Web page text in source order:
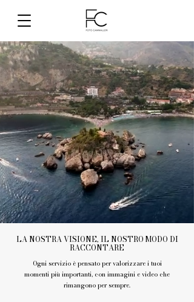
LA NOSTRA VISIONE, IL NOSTRO MODO DI
RACCONTARE
Ogni servizio è pensato per valorizzare i tuoi
momenti più importanti, con immagini e video che
rimangono per sempre.